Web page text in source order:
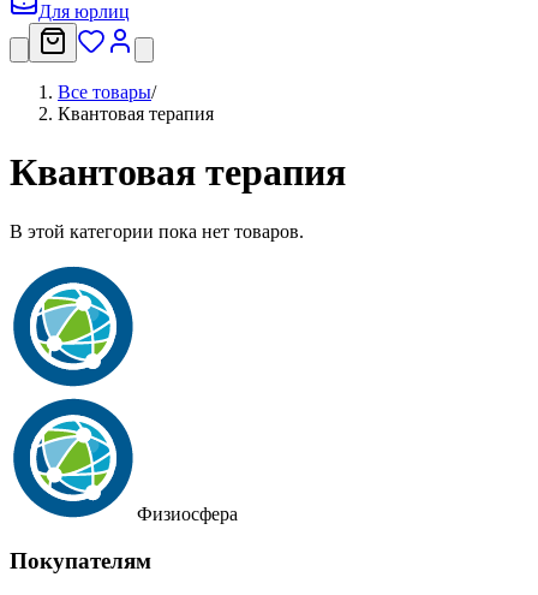
Для юрлиц
Все товары/
Квантовая терапия
Квантовая терапия
В этой категории пока нет товаров.
Физиосфера
Покупателям